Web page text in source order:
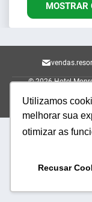
Utilizamos
melhorar sua
otimizar as
Recusar
MOSTRAR
© 2026 Hotel